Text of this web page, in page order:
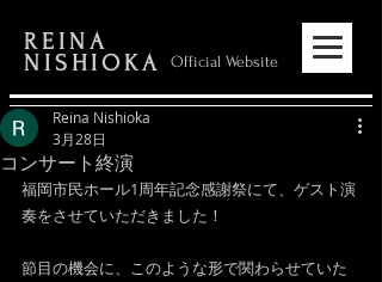
REINA
NISHIOKA
Official Website
コンサート終演
Reina Nishioka
3月28日
福岡市民ホール1周年記念感謝祭にて、ゲスト演
奏をさせていただきました！
節目の機会に、このような形で関わらせていた